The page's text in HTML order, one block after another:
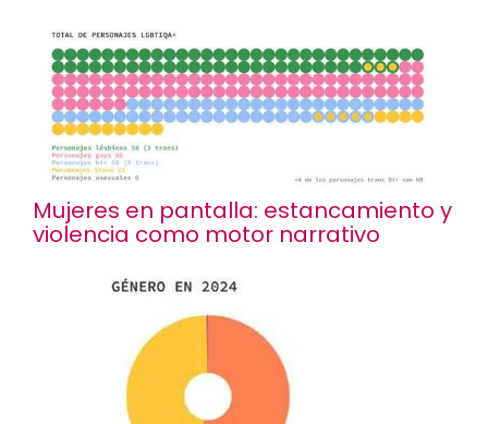
Mujeres en pantalla: estancamiento y
violencia como motor narrativo